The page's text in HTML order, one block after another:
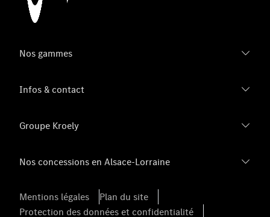
Nos gammes
Infos & contact
Groupe Kroely
Nos concessions en Alsace-Lorraine
Mentions légales
Plan du site
Protection des données et confidentialité